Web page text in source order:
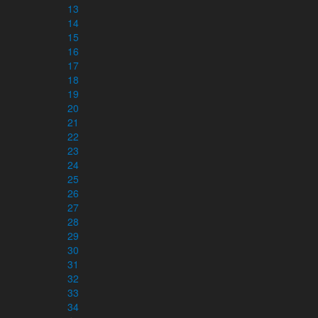
13
14
15
16
17
18
19
20
21
22
23
24
25
26
27
28
29
30
31
32
33
34
Vittnesbörd
Generös copyright
Instruktionsfilmer
Om Bibeln
Välkommen till Bibeln
Alla svenska översättningar
Uttryck och stilfigurer
Vad är en Kiasm?
Hjälpmedel
Konvertera bibelreferenser
Slå upp flera bibelreferenser
Bibelns böcker – förkortningar
Hashtagstandard
Länka till Kärnbibeln